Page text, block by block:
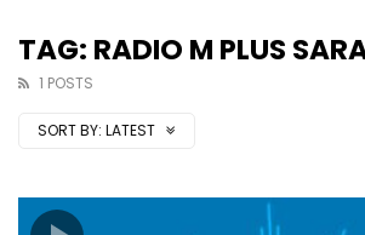
TAG: RADIO M PLUS
1 POSTS
SORT BY: LATEST